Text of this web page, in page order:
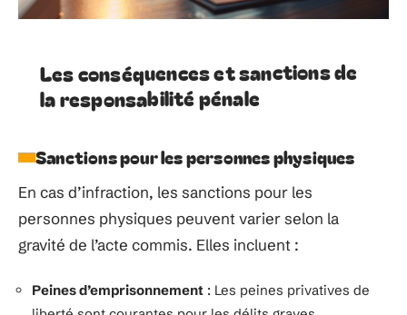
Les conséquences et sanctions de
la responsabilité pénale
Sanctions pour les personnes physiques
En cas d’infraction, les sanctions pour les
personnes physiques peuvent varier selon la
gravité de l’acte commis. Elles incluent :
Peines d’emprisonnement : Les peines privatives de